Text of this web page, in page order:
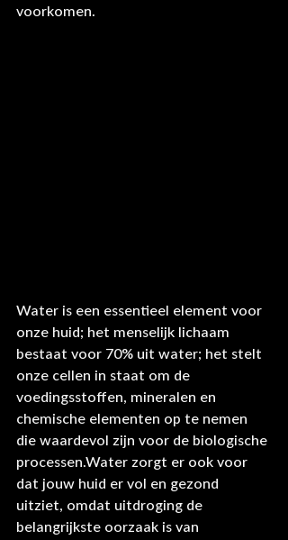
voorkomen.
Water is een essentieel element voor
onze huid; het menselijk lichaam
bestaat voor 70% uit water; het stelt
onze cellen in staat om de
voedingsstoffen, mineralen en
chemische elementen op te nemen
die waardevol zijn voor de biologische
processen.Water zorgt er ook voor
dat jouw huid er vol en gezond
uitziet, omdat uitdroging de
belangrijkste oorzaak is van